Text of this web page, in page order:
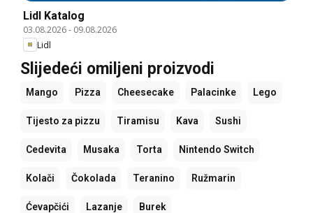
Lidl Katalog
03.08.2026- 09.08.2026
Lidl
Slijedeći omiljeni proizvodi
Mango Pizza Cheesecake Palacinke Lego
Tijesto za pizzu Tiramisu Kava Sushi
Cedevita Musaka Torta Nintendo Switch
Kolači Čokolada Teranino Ružmarin
Ćevapčići Lazanje Burek